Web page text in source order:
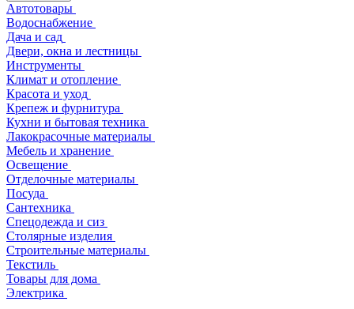
Автотовары
Водоснабжение
Дача и сад
Двери, окна и лестницы
Инструменты
Климат и отопление
Красота и уход
Крепеж и фурнитура
Кухни и бытовая техника
Лакокрасочные материалы
Мебель и хранение
Освещение
Отделочные материалы
Посуда
Сантехника
Спецодежда и сиз
Столярные изделия
Строительные материалы
Текстиль
Товары для дома
Электрика